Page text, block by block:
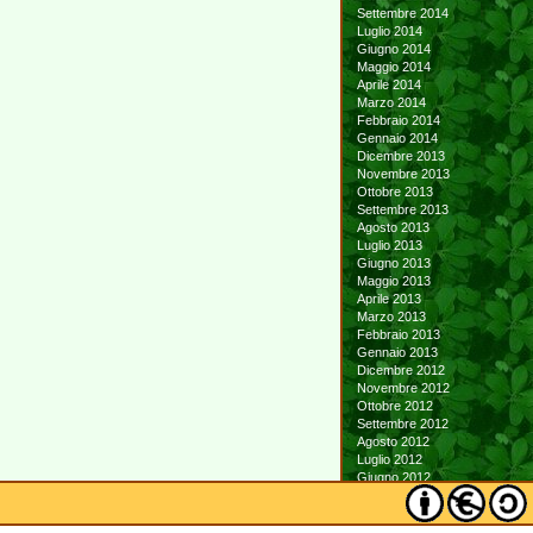
Settembre 2014
Luglio 2014
Giugno 2014
Maggio 2014
Aprile 2014
Marzo 2014
Febbraio 2014
Gennaio 2014
Dicembre 2013
Novembre 2013
Ottobre 2013
Settembre 2013
Agosto 2013
Luglio 2013
Giugno 2013
Maggio 2013
Aprile 2013
Marzo 2013
Febbraio 2013
Gennaio 2013
Dicembre 2012
Novembre 2012
Ottobre 2012
Settembre 2012
Agosto 2012
Luglio 2012
Giugno 2012
Maggio 2012
Aprile 2012